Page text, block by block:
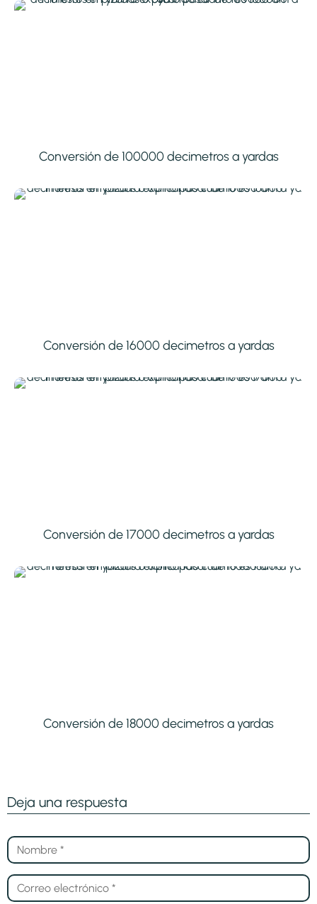
Conversión de 100000 decimetros a yardas
Conversión de 16000 decimetros a yardas
Conversión de 17000 decimetros a yardas
Conversión de 18000 decimetros a yardas
Deja una respuesta